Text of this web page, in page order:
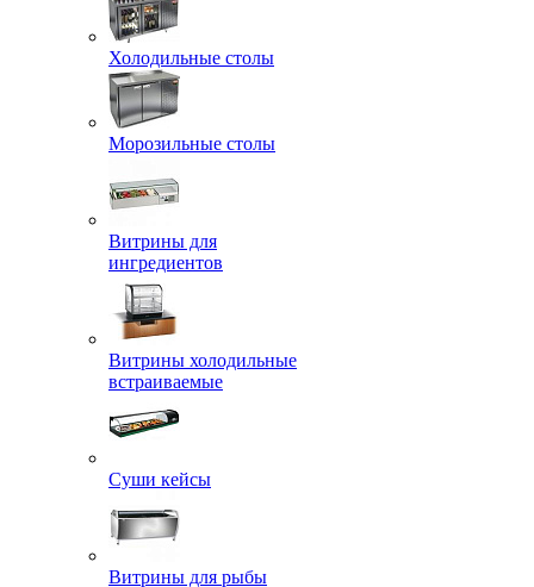
Холодильные столы
Морозильные столы
Витрины для
ингредиентов
Витрины холодильные
встраиваемые
Суши кейсы
Витрины для рыбы